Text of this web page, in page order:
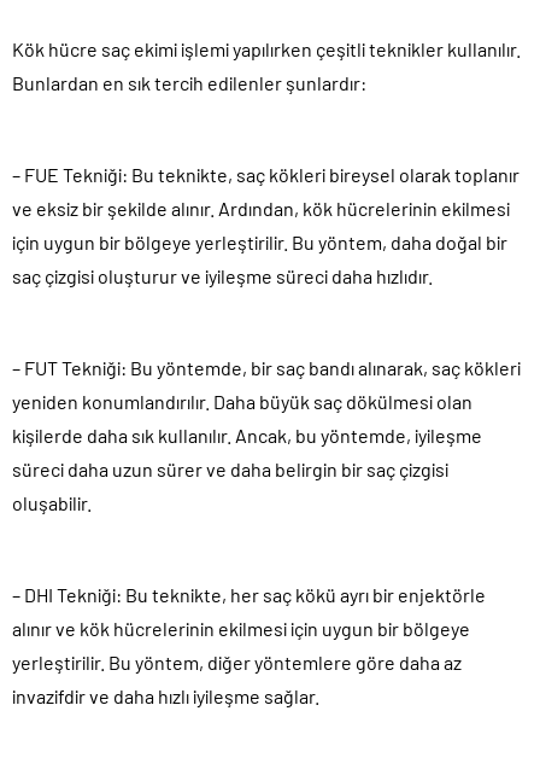
Kök hücre saç ekimi işlemi yapılırken çeşitli teknikler kullanılır.
Bunlardan en sık tercih edilenler şunlardır:
– FUE Tekniği: Bu teknikte, saç kökleri bireysel olarak toplanır
ve eksiz bir şekilde alınır. Ardından, kök hücrelerinin ekilmesi
için uygun bir bölgeye yerleştirilir. Bu yöntem, daha doğal bir
saç çizgisi oluşturur ve iyileşme süreci daha hızlıdır.
– FUT Tekniği: Bu yöntemde, bir saç bandı alınarak, saç kökleri
yeniden konumlandırılır. Daha büyük saç dökülmesi olan
kişilerde daha sık kullanılır. Ancak, bu yöntemde, iyileşme
süreci daha uzun sürer ve daha belirgin bir saç çizgisi
oluşabilir.
– DHI Tekniği: Bu teknikte, her saç kökü ayrı bir enjektörle
alınır ve kök hücrelerinin ekilmesi için uygun bir bölgeye
yerleştirilir. Bu yöntem, diğer yöntemlere göre daha az
invazifdir ve daha hızlı iyileşme sağlar.